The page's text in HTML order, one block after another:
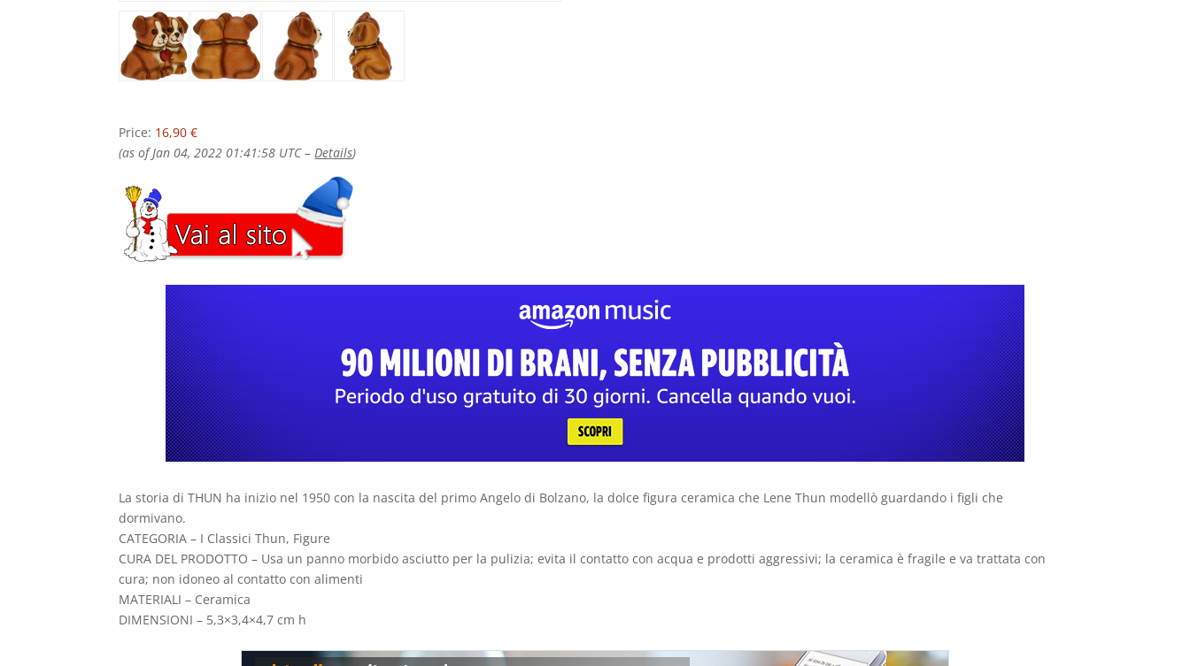
Price: 16,90 €
(as of Jan 04, 2022 01:41:58 UTC –Details)
La storia di THUN ha inizio nel 1950 con la nascita del primo Angelo di Bolzano, la dolce figura ceramica che Lene Thun modellò guardando i figli che
dormivano.
CATEGORIA – I Classici Thun, Figure
CURA DEL PRODOTTO – Usa un panno morbido asciutto per la pulizia; evita il contatto con acqua e prodotti aggressivi; la ceramica è fragile e va trattata con
cura; non idoneo al contatto con alimenti
MATERIALI – Ceramica
DIMENSIONI – 5,3×3,4×4,7 cm h